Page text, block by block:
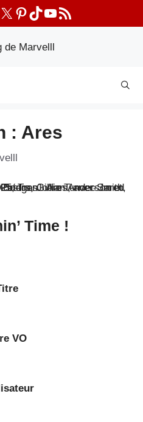
X Pinterest
TikTok
YouTube
Flux RSS
: Ares
Time !
VO